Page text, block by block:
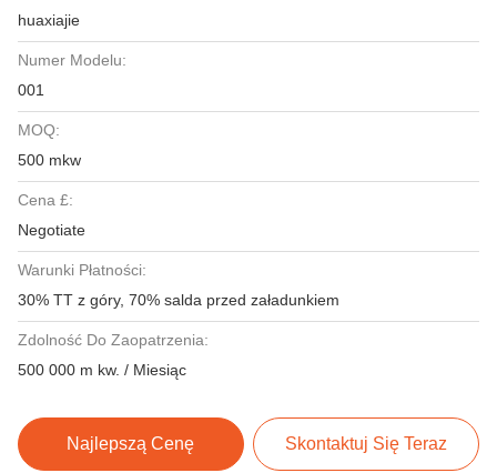
huaxiajie
Numer Modelu:
001
MOQ:
500 mkw
Cena £:
Negotiate
Warunki Płatności:
30% TT z góry, 70% salda przed załadunkiem
Zdolność Do Zaopatrzenia:
500 000 m kw. / Miesiąc
Najlepszą Cenę Skontaktuj Się Teraz